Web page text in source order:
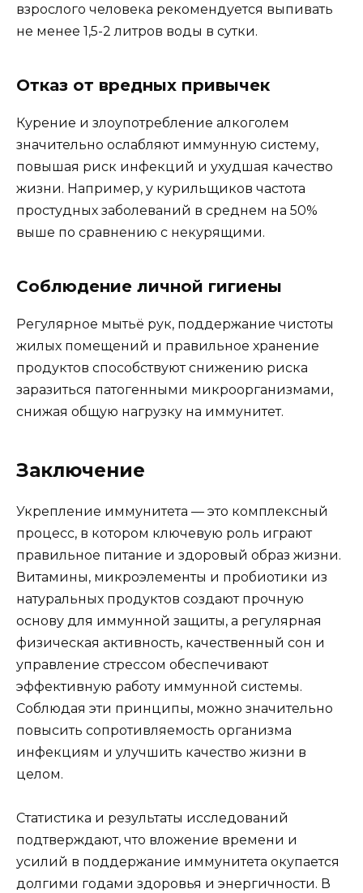
взрослого человека рекомендуется выпивать
не менее 1,5-2 литров воды в сутки.
Отказ от вредных привычек
Курение и злоупотребление алкоголем
значительно ослабляют иммунную систему,
повышая риск инфекций и ухудшая качество
жизни. Например, у курильщиков частота
простудных заболеваний в среднем на 50%
выше по сравнению с некурящими.
Соблюдение личной гигиены
Регулярное мытьё рук, поддержание чистоты
жилых помещений и правильное хранение
продуктов способствуют снижению риска
заразиться патогенными микроорганизмами,
снижая общую нагрузку на иммунитет.
Заключение
Укрепление иммунитета — это комплексный
процесс, в котором ключевую роль играют
правильное питание и здоровый образ жизни.
Витамины, микроэлементы и пробиотики из
натуральных продуктов создают прочную
основу для иммунной защиты, а регулярная
физическая активность, качественный сон и
управление стрессом обеспечивают
эффективную работу иммунной системы.
Соблюдая эти принципы, можно значительно
повысить сопротивляемость организма
инфекциям и улучшить качество жизни в
целом.
Статистика и результаты исследований
подтверждают, что вложение времени и
усилий в поддержание иммунитета окупается
долгими годами здоровья и энергичности. В